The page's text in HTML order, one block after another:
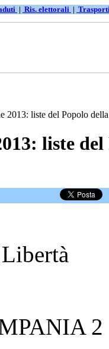
| Ris. elettorali |
2013: liste del Popolo
liste
2